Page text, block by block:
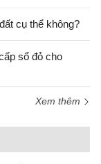
cụ thể không?
sổ đỏ cho
Xem thêm